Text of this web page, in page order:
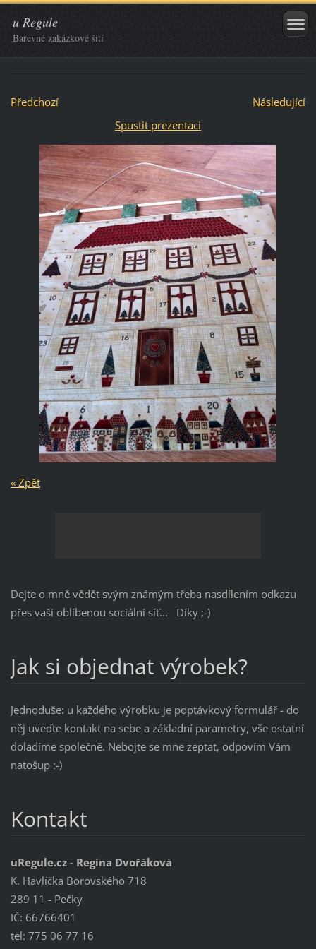
u Regule
Barevné zakázkové šití
Předchozí
Následující
Spustit prezentaci
« Zpět
Dejte o mně vědět svým známým třeba nasdílením odkazu
přes vaši oblíbenou sociální síť... Díky ;-)
Jak si objednat výrobek?
Jednoduše: u každého výrobku je poptávkový formulář - do
něj uveďte kontakt na sebe a základní parametry, vše ostatní
doladíme společně. Nebojte se mne zeptat, odpovím Vám
natošup :-)
Kontakt
uRegule.cz - Regina Dvořáková
K. Havlíčka Borovského 718
289 11 - Pečky
IČ: 66766401
tel: 775 06 77 16